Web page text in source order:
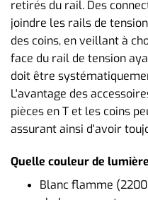
retirés du rail. Des
joindre les rails de
des coins, en veillant à
face du rail de tension
doit être
L'avantage des
pièces en T et les coins
assurant ainsi d'avoir
Quelle couleur de
Blanc flamme